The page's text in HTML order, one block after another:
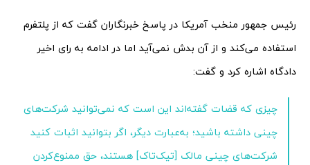
رئیس جمهور منخب آمریکا در پاسخ خبرنگاران گفت که از پلتفرم
استفاده می‌کند و از آن بدش نمی‌آید اما در ادامه به رای اخیر
دادگاه اشاره کرد و گفت:
چیزی که قضات گفته‌اند این است که نمی‌توانید شرکت‌های
چینی داشته باشید؛ به‌عبارت دیگر، اگر بتوانید اثبات کنید
شرکت‌های چینی مالک [تیک‌تاک] هستند، حق ممنوع‌کردن